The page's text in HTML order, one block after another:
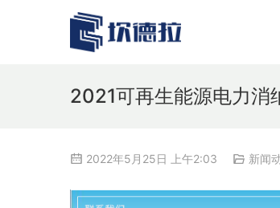
2021可再生能源电力消
2022年5月25日 上午2:03 新闻